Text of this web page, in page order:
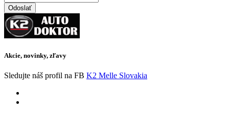
Odoslať
Akcie, novinky, zľavy
Sledujte náš profil na FB K2 Melle Slovakia